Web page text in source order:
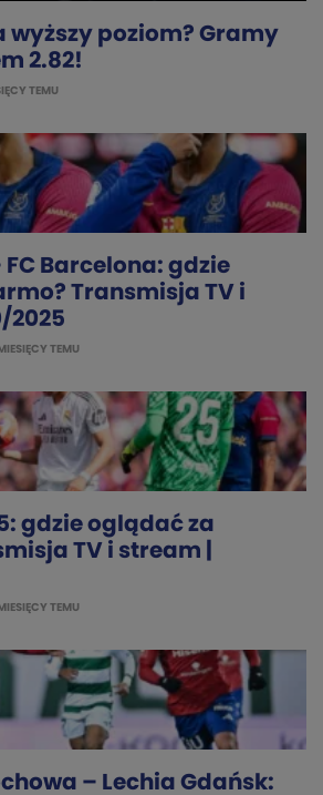
wyższy poziom? Gramy
2.82!
TEMU
FC Barcelona: gdzie
Transmisja TV i
2025
TEMU
gdzie oglądać za
TV i stream |
TEMU
– Lechia Gdańsk: